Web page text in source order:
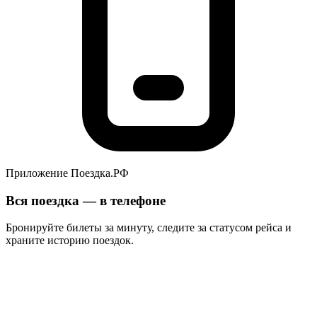
Приложение Поездка.РФ
Вся поездка — в телефоне
Бронируйте билеты за минуту, следите за статусом рейса и
храните историю поездок.